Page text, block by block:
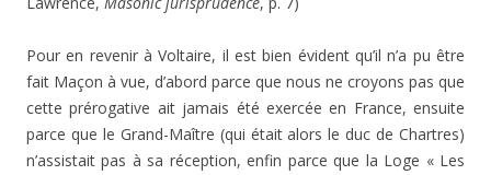
Pour en revenir à Voltaire, il est bien évident qu’il n’a pu être
fait Maçon à vue, d’abord parce que nous ne croyons pas que
cette prérogative ait jamais été exercée en France, ensuite
parce que le Grand-Maître (qui était alors le duc de Chartres)
n’assistait pas à sa réception, enfin parce que la Loge « Les